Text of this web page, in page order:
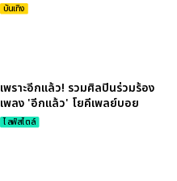
บันเทิง
เพราะอีกแล้ว! รวมศิลปินร่วมร้อง
เพลง 'อีกแล้ว' โยคีเพลย์บอย
ไลฟ์สไตล์